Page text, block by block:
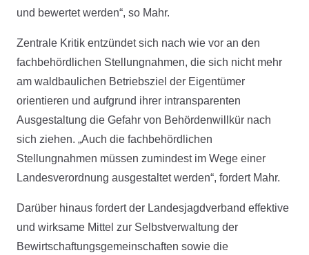
und bewertet werden“, so Mahr.
Zentrale Kritik entzündet sich nach wie vor an den
fachbehördlichen Stellungnahmen, die sich nicht mehr
am waldbaulichen Betriebsziel der Eigentümer
orientieren und aufgrund ihrer intransparenten
Ausgestaltung die Gefahr von Behördenwillkür nach
sich ziehen. „Auch die fachbehördlichen
Stellungnahmen müssen zumindest im Wege einer
Landesverordnung ausgestaltet werden“, fordert Mahr.
Darüber hinaus fordert der Landesjagdverband effektive
und wirksame Mittel zur Selbstverwaltung der
Bewirtschaftungsgemeinschaften sowie die